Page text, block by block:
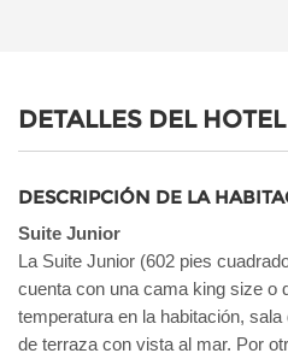
DETALLES DEL HOTEL
DESCRIPCIÓN DE LA
Suite Junior
La Suite Junior (602 pies
cuenta con una cama king size o
temperatura en la habitación,
de terraza con vista al mar. Por